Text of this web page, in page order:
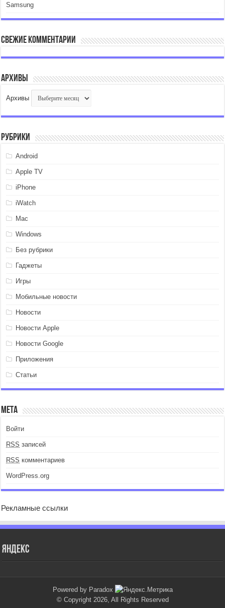
Samsung
Свежие комментарии
Архивы
Архивы
Рубрики
Android
Apple TV
iPhone
iWatch
Mac
Windows
Без рубрики
Гаджеты
Игры
Мобильные новости
Новости
Новости Apple
Новости Google
Приложения
Статьи
Мета
Войти
RSS записей
RSS комментариев
WordPress.org
Рекламные ссылки
Яндекс
Powered by Paradox
© Copyright 2026, All Rights Reserved